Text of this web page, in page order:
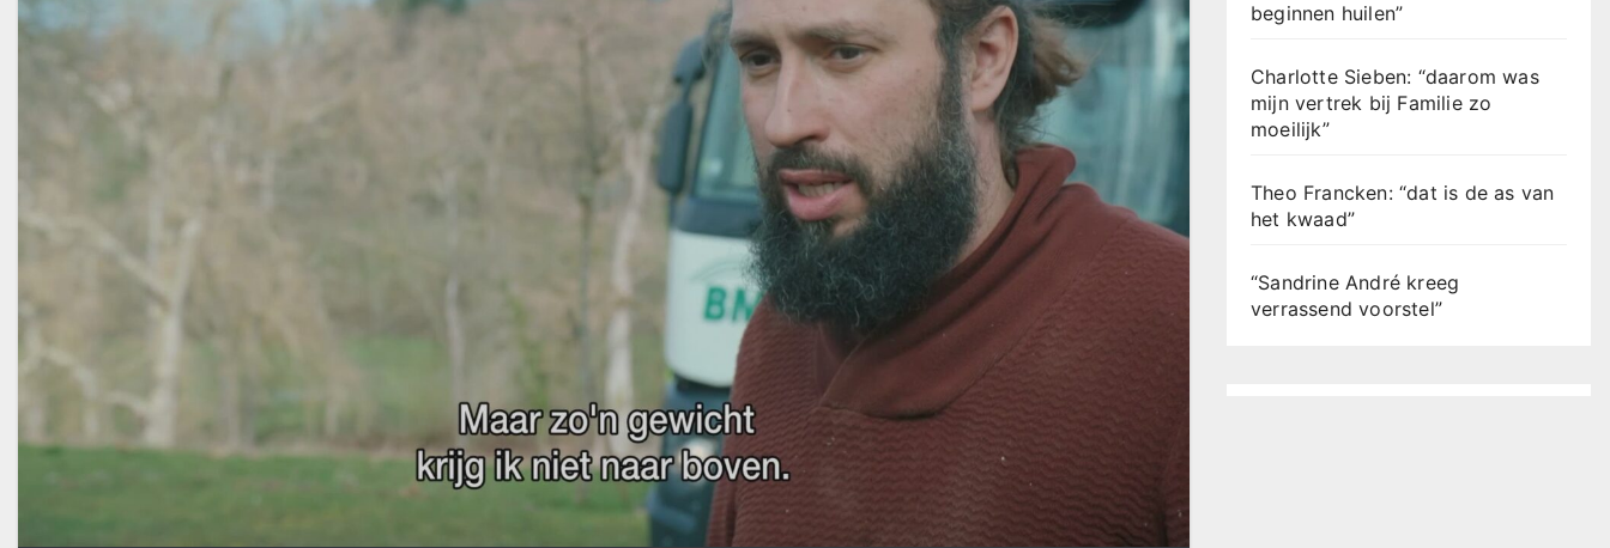
beginnen huilen”
Charlotte Sieben: “daarom was
mijn vertrek bij Familie zo
moeilijk”
Theo Francken: “dat is de as van
het kwaad”
“Sandrine André kreeg
verrassend voorstel”